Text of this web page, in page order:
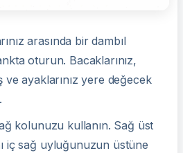
arasında bir dambıl
oturun. Bacaklarınız,
ayaklarınız yere değecek
kolunuzu kullanın. Sağ üst
iç sağ uyluğunuzun üstüne